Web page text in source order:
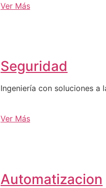
Ver Más
Seguridad
Ingeniería con soluciones a
Ver Más
Automatizacion